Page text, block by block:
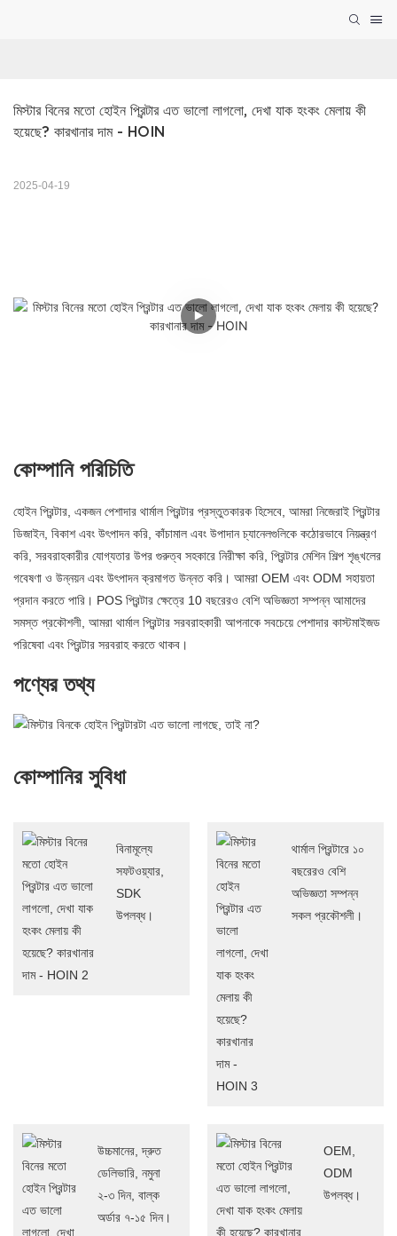
মিস্টার বিনের মতো হোইন প্রিন্টার এত ভালো লাগলো, দেখা যাক হংকং মেলায় কী
হয়েছে? কারখানার দাম - HOIN
2025-04-19
কোম্পানি পরিচিতি
হোইন প্রিন্টার, একজন পেশাদার থার্মাল প্রিন্টার প্রস্তুতকারক হিসেবে, আমরা নিজেরাই প্রিন্টার
ডিজাইন, বিকাশ এবং উৎপাদন করি, কাঁচামাল এবং উপাদান চ্যানেলগুলিকে কঠোরভাবে নিয়ন্ত্রণ
করি, সরবরাহকারীর যোগ্যতার উপর গুরুত্ব সহকারে নিরীক্ষা করি, প্রিন্টার মেশিন শিল্প শৃঙ্খলের
গবেষণা ও উন্নয়ন এবং উৎপাদন ক্রমাগত উন্নত করি। আমরা OEM এবং ODM সহায়তা
প্রদান করতে পারি। POS প্রিন্টার ক্ষেত্রে 10 বছরেরও বেশি অভিজ্ঞতা সম্পন্ন আমাদের
সমস্ত প্রকৌশলী, আমরা থার্মাল প্রিন্টার সরবরাহকারী আপনাকে সবচেয়ে পেশাদার কাস্টমাইজড
পরিষেবা এবং প্রিন্টার সরবরাহ করতে থাকব।
পণ্যের তথ্য
কোম্পানির সুবিধা
বিনামূল্যে
সফটওয়্যার,
SDK
উপলব্ধ।
থার্মাল প্রিন্টারে ১০
বছরেরও বেশি
অভিজ্ঞতা সম্পন্ন
সকল প্রকৌশলী।
উচ্চমানের, দ্রুত
ডেলিভারি, নমুনা
২-৩ দিন, বাল্ক
অর্ডার ৭-১৫ দিন।
OEM,
ODM
উপলব্ধ।